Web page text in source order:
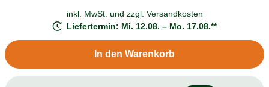
inkl. MwSt. und zzgl. Versandkosten
Liefertermin: Mi. 12.08. – Mo. 17.08.**
In den Warenkorb